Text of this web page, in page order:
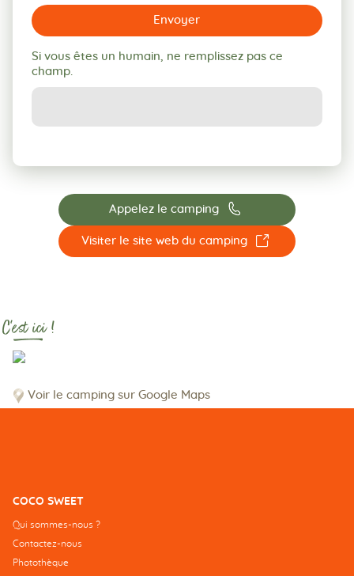
Envoyer
Si vous êtes un humain, ne remplissez pas ce
champ.
Appelez le camping 📞
Visiter le site web du camping ☐
C'est ici !
Voir le camping sur Google Maps
COCO SWEET
Qui sommes-nous ?
Contactez-nous
Photothèque